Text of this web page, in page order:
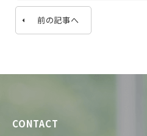
前の記事へ
CONTACT